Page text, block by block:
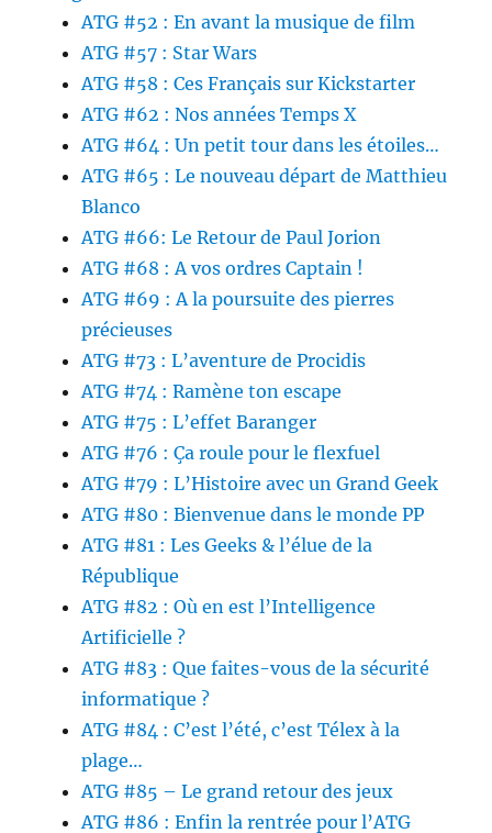
ATG #52 : En avant la musique de film
ATG #57 : Star Wars
ATG #58 : Ces Français sur Kickstarter
ATG #62 : Nos années Temps X
ATG #64 : Un petit tour dans les étoiles…
ATG #65 : Le nouveau départ de Matthieu
Blanco
ATG #66: Le Retour de Paul Jorion
ATG #68 : A vos ordres Captain !
ATG #69 : A la poursuite des pierres
précieuses
ATG #73 : L’aventure de Procidis
ATG #74 : Ramène ton escape
ATG #75 : L’effet Baranger
ATG #76 : Ça roule pour le flexfuel
ATG #79 : L’Histoire avec un Grand Geek
ATG #80 : Bienvenue dans le monde PP
ATG #81 : Les Geeks & l’élue de la
République
ATG #82 : Où en est l’Intelligence
Artificielle ?
ATG #83 : Que faites-vous de la sécurité
informatique ?
ATG #84 : C’est l’été, c’est Télex à la
plage…
ATG #85 – Le grand retour des jeux
ATG #86 : Enfin la rentrée pour l’ATG